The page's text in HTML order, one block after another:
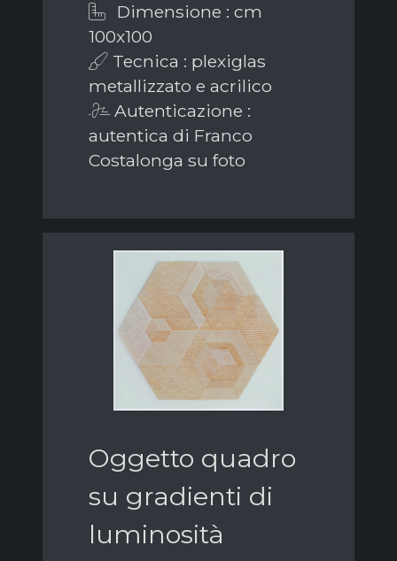
Dimensione : cm
100x100
Tecnica : plexiglas
metallizzato e acrilico
Autenticazione :
autentica di Franco
Costalonga su foto
Oggetto quadro
su gradienti di
luminosità